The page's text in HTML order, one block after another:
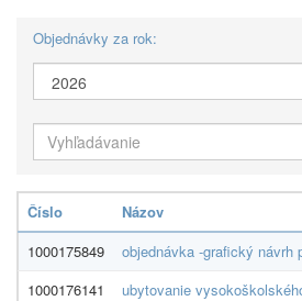
Objednávky za rok:
Číslo Názov
1000175849
objednávka -grafický návrh
1000176141
ubytovanie